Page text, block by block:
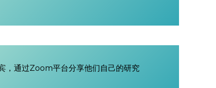
，通过Zoom平台分享他们自己的研究